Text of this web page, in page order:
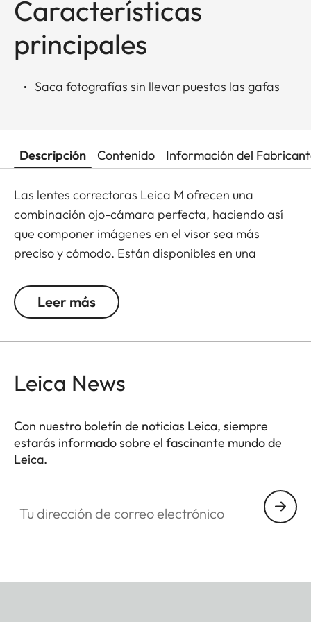
Características
principales
Saca fotografías sin llevar puestas las gafas
Descripción Contenido Información del
Las lentes correctoras Leica M ofrecen una
combinación ojo-cámara perfecta, haciendo así
que componer imágenes en el visor sea más
preciso y cómodo. Están disponibles en una
debe tener en cuenta que el visor Leica M está
predefinido por defecto en -0,5 dioptrías para
Leer más
Leica News
Con nuestro boletín de noticias Leica, siempre
estarás informado sobre el fascinante mundo de
Leica.